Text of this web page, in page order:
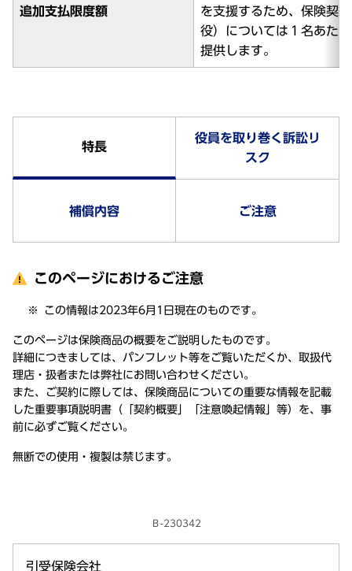
追加支払限度額
を支援するため、保険契
役）については１名あた
提供します。
特長
役員を取り巻く訴訟リ
スク
補償内容 ご注意
このページにおけるご注意
この情報は2023年6月1日現在のものです。
このページは保険商品の概要をご説明したものです。
詳細につきましては、パンフレット等をご覧いただくか、取扱代
理店・扱者または弊社にお問い合わせください。
また、ご契約に際しては、保険商品についての重要な情報を記載
した重要事項説明書（「契約概要」「注意喚起情報」等）を、事
前に必ずご覧ください。
無断での使用・複製は禁じます。
Ｂ-230342
引受保険会社